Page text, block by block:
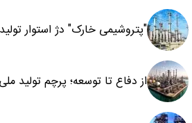
"پتروشیمی خارک" دژ استوار
از دفاع تا توسعه؛ پرچم تولید